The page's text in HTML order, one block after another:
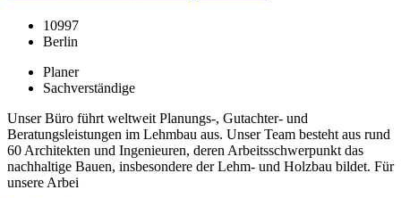
10997
Berlin
Planer
Sachverständige
Unser Büro führt weltweit Planungs-, Gutachter- und
Beratungsleistungen im Lehmbau aus. Unser Team besteht aus rund
60 Architekten und Ingenieuren, deren Arbeitsschwerpunkt das
nachhaltige Bauen, insbesondere der Lehm- und Holzbau bildet. Für
unsere Arbei